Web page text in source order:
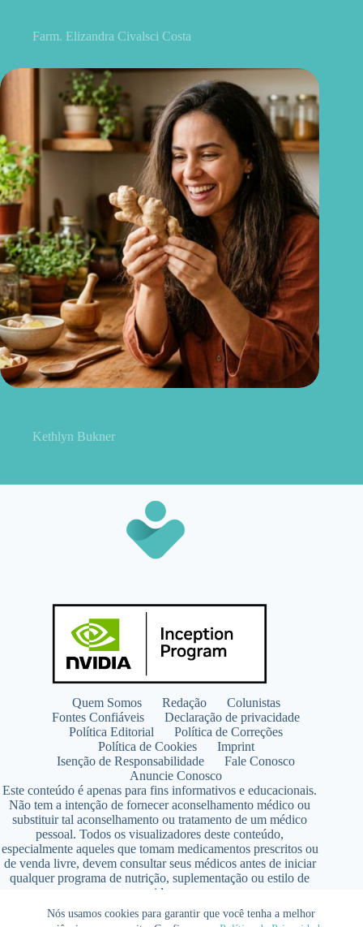
Nós usamos cookies para garantir que você tenha a melhor
Farm. Elizandra Civalsci Costa
Kethlyn Bukner
Quem Somos Redação
Colunistas
Fontes Confiáveis
Declaração de privacidade
Política Editorial
Política de Correções
Política de Cookies
Imprint
Isenção de Responsabilidade
Fale Conosco
Anuncie Conosco
Este conteúdo é apenas para fins informativos e educacionais.
Não tem a intenção de fornecer aconselhamento médico ou
substituir tal aconselhamento ou tratamento de um médico
pessoal. Todos os visualizadores deste conteúdo,
especialmente aqueles que tomam medicamentos prescritos ou
de venda livre, devem consultar seus médicos antes de iniciar
qualquer programa de nutrição, suplementação ou estilo de
vida.
Copyright © 2026 - SaúdeLAB.com pertence ao grupo